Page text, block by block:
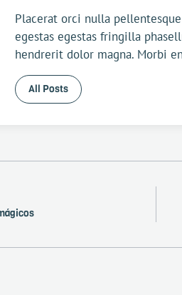
Placerat orci nulla
egestas egestas fringilla
hendrerit dolor magna. Morbi
All Posts